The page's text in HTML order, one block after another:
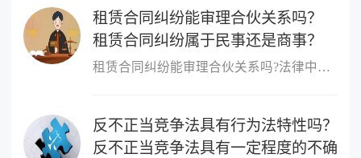
租赁合同纠纷能审理合伙关系吗？
租赁合同纠纷属于民事还是商事？
租赁合同纠纷能审理合伙关系吗?法律中规定租赁合同纠纷不能审理合伙...
反不正当竞争法具有行为法特性吗？
反不正当竞争法具有一定程度的不确